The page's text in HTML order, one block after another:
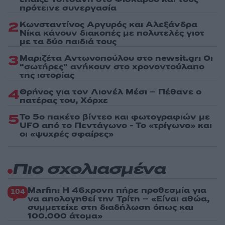
πρότεινε συνεργασία
2Κωνσταντίνος Αργυρός και Αλεξάνδρα
Νίκα κάνουν διακοπές με πολυτελές γιοτ
με τα δύο παιδιά τους
3Μαριζέτα Αντωνοπούλου στο newsit.gr: Οι
“σωτήρες” ανήκουν στο χρονοντούλαπο
της ιστορίας
4Θρήνος για τον Λιονέλ Μέσι – Πέθανε ο
πατέρας του, Χόρχε
5Το 5ο πακέτο βίντεο και φωτογραφιών με
UFO από το Πεντάγωνο - Το «τρίγωνο» και
οι «ψυχρές σφαίρες»
Πιο σχολιασμένα
104 Marfin: Η 46χρονη πήρε προθεσμία για
να απολογηθεί την Τρίτη – «Είναι αθώα,
συμμετείχε στη διαδήλωση όπως και
100.000 άτομα»